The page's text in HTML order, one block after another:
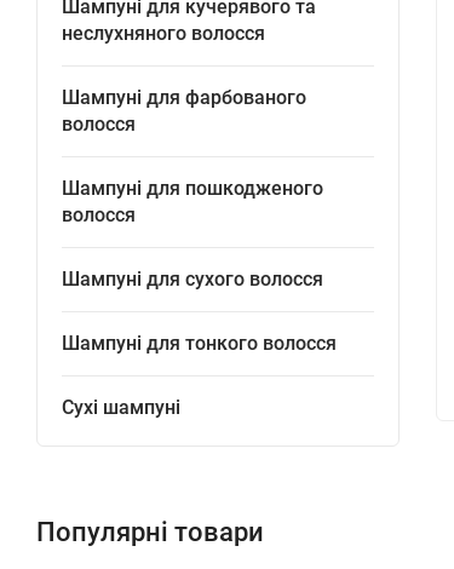
Шампуні для кучерявого та
неслухняного волосся
Шампуні для фарбованого
волосся
Шампуні для пошкодженого
волосся
Шампуні для сухого волосся
Шампуні для тонкого волосся
Сухі шампуні
Популярні товари